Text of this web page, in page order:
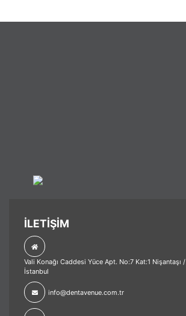
İLETİŞİM
Vali Konağı Caddesi Yüce Apt. No:7 Kat:1 Nişantaşı /
İstanbul
info@dentavenue.com.tr